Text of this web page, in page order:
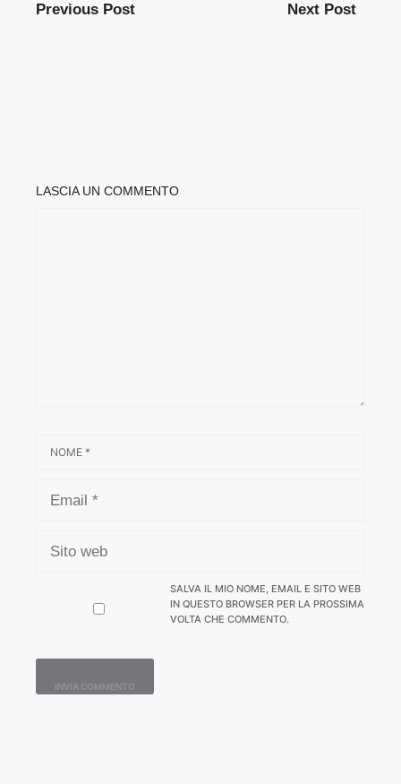
Previous Post Next Post
LASCIA UN COMMENTO
WEB
SALVA IL MIO NOME, EMAIL E SITO WEB
IN QUESTO BROWSER PER LA PROSSIMA
VOLTA CHE COMMENTO.